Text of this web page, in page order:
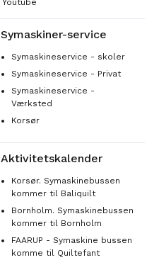
Youtube
Symaskiner-service
Symaskineservice - skoler
Symaskineservice - Privat
Symaskineservice -
Værksted
Korsør
Aktivitetskalender
Korsør. Symaskinebussen
kommer til Baliquilt
Bornholm. Symaskinebussen
kommer til Bornholm
FAARUP - Symaskine bussen
komme til Quiltefant